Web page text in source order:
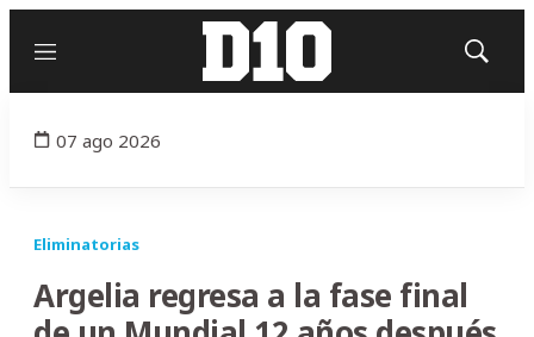
Menú
Mostrar
07 ago 2026
Eliminatorias
Argelia regresa a la fase final